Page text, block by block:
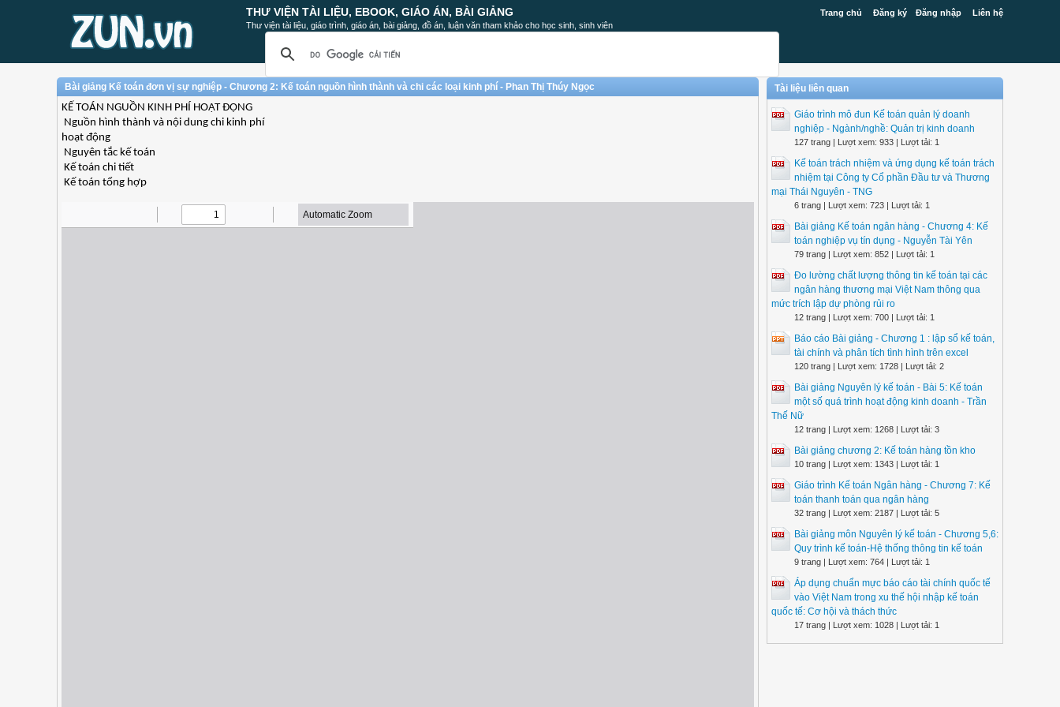
Trang chủ Đăng ký Đăng nhập Liên hệ
THƯ VIỆN TÀI LIỆU, EBOOK, GIÁO ÁN, BÀI GIẢNG
Thư viện tài liệu, giáo trình, giáo án, bài giảng, đồ án, luận văn tham khảo cho học sinh, sinh viên
Bài giảng Kế toán đơn vị sự nghiệp - Chương 2: Kế toán nguồn hình thành và chi các loại kinh phí - Phan Thị Thúy Ngọc
KẾ TOÁN NGUỒN KINH PHÍ HOẠT ĐỘNG
 Nguồn hình thành và nội dung chi kinh phí
hoạt động
 Nguyên tắc kế toán
 Kế toán chi tiết
 Kế toán tổng hợp
Tài liệu liên quan
Giáo trình mô đun Kế toán quản lý doanh
nghiệp - Ngành/nghề: Quản trị kinh doanh
127 trang | Lượt xem: 933 | Lượt tải: 1
Kế toán trách nhiệm và ứng dụng kế toán trách
nhiệm tại Công ty Cổ phần Đầu tư và Thương
mại Thái Nguyên - TNG
6 trang | Lượt xem: 723 | Lượt tải: 1
Bài giảng Kế toán ngân hàng - Chương 4: Kế
toán nghiệp vụ tín dụng - Nguyễn Tài Yên
79 trang | Lượt xem: 852 | Lượt tải: 1
Đo lường chất lượng thông tin kế toán tại các
ngân hàng thương mại Việt Nam thông qua
mức trích lập dự phòng rủi ro
12 trang | Lượt xem: 700 | Lượt tải: 1
Báo cáo Bài giảng - Chương 1 : lập sổ kế toán,
tài chính và phân tích tình hình trên excel
120 trang | Lượt xem: 1728 | Lượt tải: 2
Bài giảng Nguyên lý kế toán - Bài 5: Kế toán
một số quá trình hoạt động kinh doanh - Trần
Thế Nữ
12 trang | Lượt xem: 1268 | Lượt tải: 3
Bài giảng chương 2: Kế toán hàng tồn kho
10 trang | Lượt xem: 1343 | Lượt tải: 1
Giáo trình Kế toán Ngân hàng - Chương 7: Kế
toán thanh toán qua ngân hàng
32 trang | Lượt xem: 2187 | Lượt tải: 5
Bài giảng môn Nguyên lý kế toán - Chương 5,6:
Quy trình kế toán-Hệ thống thông tin kế toán
9 trang | Lượt xem: 764 | Lượt tải: 1
Áp dụng chuẩn mực báo cáo tài chính quốc tế
vào Việt Nam trong xu thế hội nhập kế toán
quốc tế: Cơ hội và thách thức
17 trang | Lượt xem: 1028 | Lượt tải: 1